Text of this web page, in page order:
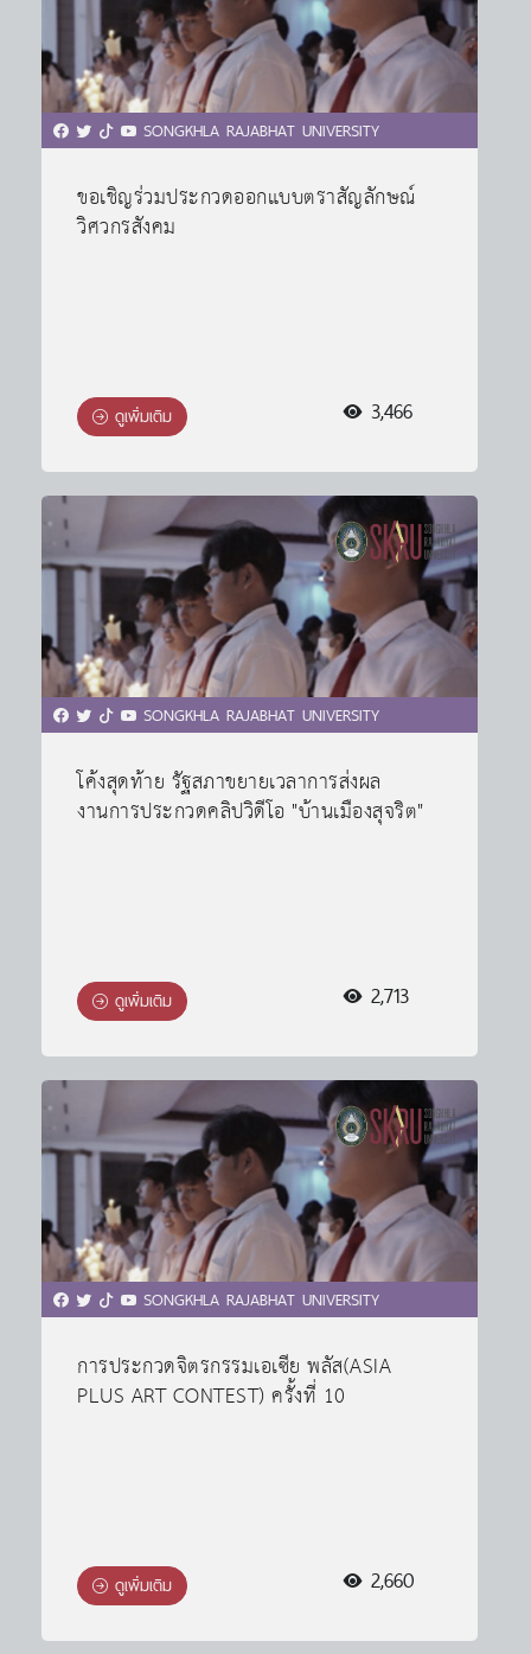
SONGKHLA RAJABHAT UNIVERSITY
ขอเชิญร่วมประกวดออกแบบตราสัญลักษณ์
วิศวกรสังคม
ดูเพิ่มเติม 3,466
SONGKHLA RAJABHAT UNIVERSITY
โค้งสุดท้าย รัฐสภาขยายเวลาการส่งผล
งานการประกวดคลิปวิดีโอ "บ้านเมืองสุจริต"
ดูเพิ่มเติม 2,713
SONGKHLA RAJABHAT UNIVERSITY
การประกวดจิตรกรรมเอเซีย พลัส(ASIA
PLUS ART CONTEST) ครั้งที่ 10
ดูเพิ่มเติม 2,660